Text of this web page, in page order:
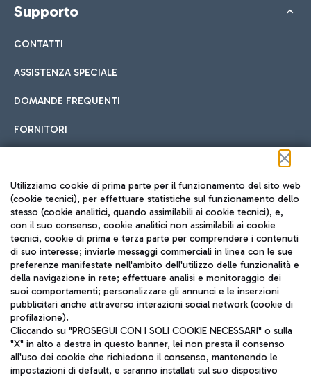
Supporto
CONTATTI
ASSISTENZA SPECIALE
DOMANDE FREQUENTI
FORNITORI
Seguici sui social
TRAVEL JOURNAL
ITA
Utilizziamo cookie di prima parte per il funzionamento del sito web
(cookie tecnici), per effettuare statistiche sul funzionamento dello
stesso (cookie analitici, quando assimilabili ai cookie tecnici), e,
con il suo consenso, cookie analitici non assimilabili ai cookie
tecnici, cookie di prima e terza parte per comprendere i contenuti
di suo interesse; inviarle messaggi commerciali in linea con le sue
preferenze manifestate nell'ambito dell'utilizzo delle funzionalità e
della navigazione in rete; effettuare analisi e monitoraggio dei
suoi comportamenti; personalizzare gli annunci e le inserzioni
pubblicitari anche attraverso interazioni social network (cookie di
profilazione).
Cliccando su "PROSEGUI CON I SOLI COOKIE NECESSARI" o sulla
"X" in alto a destra in questo banner, lei non presta il consenso
all'uso dei cookie che richiedono il consenso, mantenendo le
impostazioni di default, e saranno installati sul suo dispositivo